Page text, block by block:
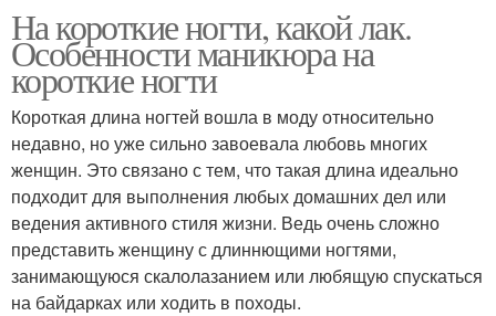
На короткие ногти, какой лак.
Особенности маникюра на
короткие ногти
Короткая длина ногтей вошла в моду относительно
недавно, но уже сильно завоевала любовь многих
женщин. Это связано с тем, что такая длина идеально
подходит для выполнения любых домашних дел или
ведения активного стиля жизни. Ведь очень сложно
представить женщину с длиннющими ногтями,
занимающуюся скалолазанием или любящую спускаться
на байдарках или ходить в походы.